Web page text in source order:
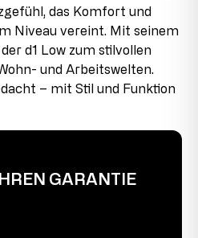
als Ausstellungsstück
Montagespuren an den
sein, die jedoch im
sichtbar sind und die
das Komfort und
Niveau vereint. Mit seinem
d1 Low zum stilvollen
und Arbeitswelten.
– mit Stil und Funktion
GARANTIE